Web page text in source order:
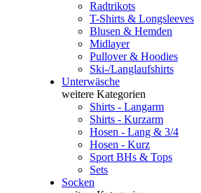
Radtrikots
T-Shirts & Longsleeves
Blusen & Hemden
Midlayer
Pullover & Hoodies
Ski-/Langlaufshirts
Unterwäsche
weitere Kategorien
Shirts - Langarm
Shirts - Kurzarm
Hosen - Lang & 3/4
Hosen - Kurz
Sport BHs & Tops
Sets
Socken